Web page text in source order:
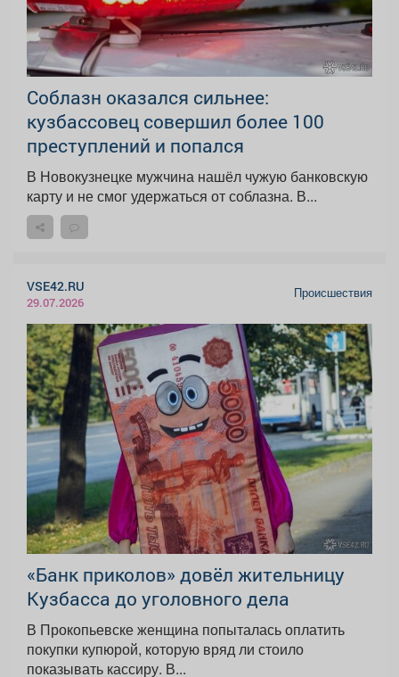
Соблазн оказался сильнее:
кузбассовец совершил более 100
преступлений и попался
В Новокузнецке мужчина нашёл чужую банковскую
карту и не смог удержаться от соблазна. В...
VSE42.RU
29.07.2026
Происшествия
«Банк приколов» довёл жительницу
Кузбасса до уголовного дела
В Прокопьевске женщина попыталась оплатить
покупки купюрой, которую вряд ли стоило
показывать кассиру. В...